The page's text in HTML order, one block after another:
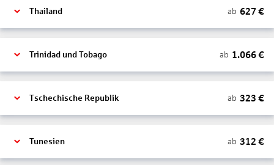
Thailand ab 627 €
Trinidad und Tobago ab 1.066€
Tschechische Republik ab 323 €
Tunesien ab 312 €